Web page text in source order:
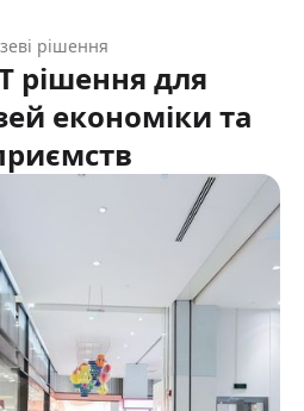
рішення
рішення для
економіки та